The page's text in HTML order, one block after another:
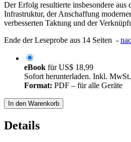
Der Erfolg resultierte insbesondere aus
Infrastruktur, der Anschaffung
verbesserten Taktung und der
Ende der Leseprobe aus 14 Seiten -
eBook fürUS$ 18,99
Sofort herunterladen. Inkl. MwSt.
Format: PDF – für alle Geräte
In den Warenkorb
Details